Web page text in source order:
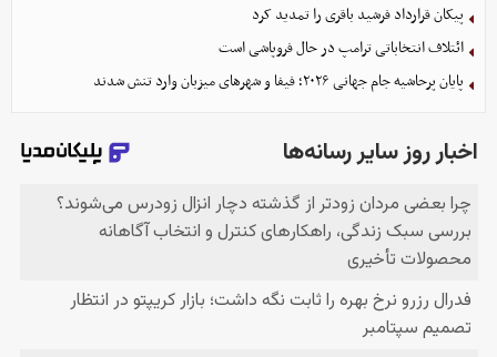
پیکان قرارداد فرشید باقری را تمدید کرد
ائتلاف انتخاباتی ترامپ در حال فروپاشی است
پایان پرحاشیه جام جهانی ۲۰۲۶؛ فیفا و شهرهای میزبان وارد تنش شدند